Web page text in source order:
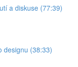
a diskuse (77:39)
designu (38:33)